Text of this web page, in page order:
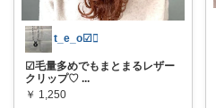
t_e_o☑︎
☑︎毛量多めでもまとまるレザー
クリップ♡ ...
￥ 1,250